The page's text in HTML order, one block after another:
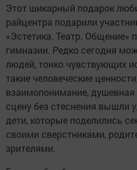
Этот шикарный подарок
райцентра подарили
«Эстетика. Театр. Общение»
гимназии. Редко сегодня
людей, тонко чувствующих
такие человеческие
взаимопонимание,
сцену без стеснения вышли
дети, которые поделились
своими сверстниками,
зрителями.